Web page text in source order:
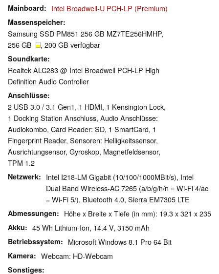
Mainboard Intel Broadwell-U PCH-LP (Premium)
Massenspeicher
Samsung SSD PM851 256 GB MZ7TE256HMHP,
256 GB
, 200 GB verfügbar
Soundkarte
Realtek ALC283 @ Intel Broadwell PCH-LP High
Definition Audio Controller
Anschlüsse
2 USB 3.0 / 3.1 Gen1, 1 HDMI, 1 Kensington Lock,
1 Docking Station Anschluss, Audio Anschlüsse:
Audiokombo, Card Reader: SD, 1 SmartCard, 1
Fingerprint Reader, Sensoren: Helligkeitssensor,
Ausrichtungsensor, Gyroskop, Magnetfeldsensor,
TPM 1.2
Netzwerk
Intel I218-LM Gigabit (10/100/1000MBit/s), Intel
Dual Band Wireless-AC 7265 (a/b/g/h/n = Wi-Fi 4/ac
= Wi-Fi 5/), Bluetooth 4.0, Sierra EM7305 LTE
Abmessungen Höhe x Breite x Tiefe (in mm): 19.3 x 321 x 235
Akku 45 Wh Lithium-Ion, 14.4 V, 3150 mAh
Betriebssystem Microsoft Windows 8.1 Pro 64 Bit
Kamera Webcam: HD-Webcam
Sonstiges